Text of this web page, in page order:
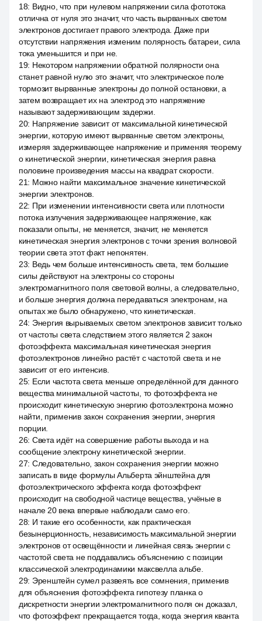
18: Видно, что при нулевом напряжении сила фототока
отлична от нуля это значит, что часть вырванных светом
электронов достигает правого электрода. Даже при
отсутствии напряжения изменим полярность батареи, сила
тока уменьшится и при не.
19: Некотором напряжении обратной полярности она
станет равной нулю это значит, что электрическое поле
тормозит вырванные электроны до полной остановки, а
затем возвращает их на электрод это напряжение
называют задерживающим задержи.
20: Напряжение зависит от максимальной кинетической
энергии, которую имеют вырванные светом электроны,
измеряя задерживающее напряжение и применяя теорему
о кинетической энергии, кинетическая энергия равна
половине произведения массы на квадрат скорости.
21: Можно найти максимальное значение кинетической
энергии электронов.
22: При изменении интенсивности света или плотности
потока излучения задерживающее напряжение, как
показали опыты, не меняется, значит, не меняется
кинетическая энергия электронов с точки зрения волновой
теории света этот факт непонятен.
23: Ведь чем больше интенсивность света, тем большие
силы действуют на электроны со стороны
электромагнитного поля световой волны, а следовательно,
и больше энергия должна передаваться электронам, на
опытах же было обнаружено, что кинетическая.
24: Энергия вырываемых светом электронов зависит только
от частоты света следствием этого является 2 закон
фотоэффекта максимальная кинетическая энергия
фотоэлектронов линейно растёт с частотой света и не
зависит от его интенсив.
25: Если частота света меньше определённой для данного
вещества минимальной частоты, то фотоэффекта не
происходит кинетическую энергию фотоэлектрона можно
найти, применив закон сохранения энергии, энергия
порции.
26: Света идёт на совершение работы выхода и на
сообщение электрону кинетической энергии.
27: Следовательно, закон сохранения энергии можно
записать в виде формулы Альберта эйнштейна для
фотоэлектрического эффекта когда фотоэффект
происходит на свободной частице вещества, учёные в
начале 20 века впервые наблюдали само его.
28: И такие его особенности, как практическая
безынерционность, независимость максимальной энергии
электронов от освещённости и линейная связь энергии с
частотой света не поддавались объяснению с позиции
классической электродинамики максвелла альбе.
29: Эренштейн сумел развеять все сомнения, применив
для объяснения фотоэффекта гипотезу планка о
дискретности энергии электромагнитного поля он доказал,
что фотоэффект прекращается тогда, когда энергия кванта